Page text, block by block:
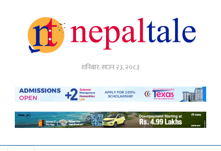
शनिबार, साउन २३, २०८३
अर्थ
नेपाल